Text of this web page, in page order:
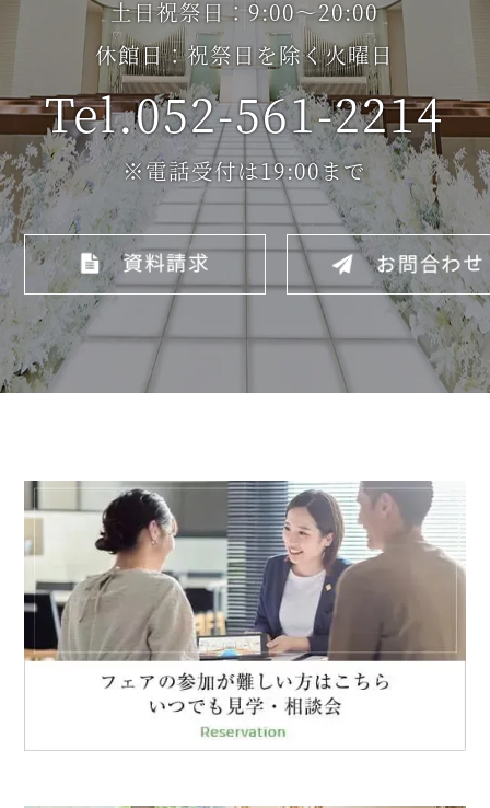
土日祝祭日：9:00～20:00
休館日：祝祭日を除く火曜日
Tel.052-561-2214
※電話受付は19:00まで